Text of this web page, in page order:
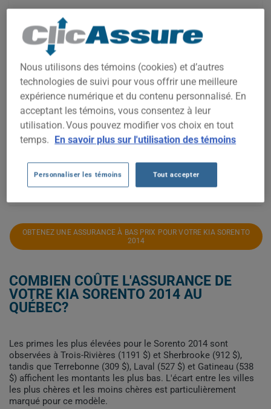
2021 2022 2023
600$
700$
OBTENEZ UNE ASSURANCE À BAS PRIX POUR VOTRE KIA SORENTO
2014
COMBIEN COÛTE L'ASSURANCE DE
VOTRE KIA SORENTO 2014 AU
QUÉBEC?
Les primes les plus élevées pour le Sorento 2014 sont
observées à Trois-Rivières (1191 $) et Sherbrooke (912 $),
tandis que Terrebonne (309 $), Laval (527 $) et Gatineau (538
$) affichent les montants les plus bas. L'écart entre les villes
les plus chères et les moins chères est particulièrement
marqué pour ce modèle.
Nous utilisons des témoins (cookies) et d’autres
technologies de suivi pour vous offrir une meilleure
expérience numérique et du contenu personnalisé. En
acceptant les témoins, vous consentez à leur
utilisation. Vous pouvez modifier vos choix en tout
temps. En savoir plus sur l'utilisation des témoins
Personnaliser les témoins Tout accepter